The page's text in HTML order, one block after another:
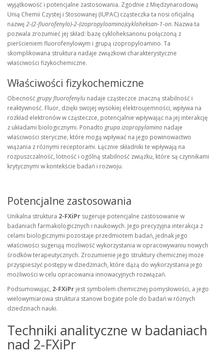
wyjątkowość i potencjalne zastosowania. Zgodnie z Międzynarodową
Unią Chemii Czystej i Stosowanej (IUPAC) cząsteczka ta nosi oficjalną
nazwę 2-(2-fluorofenylo)-2-(izopropyloamino)cykloheksan-1-on. Nazwa ta
pozwala zrozumieć jej skład: bazę cykloheksanonu połączoną z
pierścieniem fluorofenylowym i grupą izopropyloamino. Ta
skomplikowana struktura nadaje związkowi charakterystyczne
właściwości fizykochemiczne.
Właściwości fizykochemiczne
Obecnośćgrupy fluorofenylu nadaje cząsteczce znaczną stabilność i
reaktywność. Fluor, dzięki swojej wysokiej elektroujemności, wpływa na
rozkład elektronów w cząsteczce, potencjalnie wpływając na jej interakcję
z układami biologicznymi. Ponadto grupa izopropylamino nadaje
właściwości steryczne, które mogą wpływać na jego powinowactwo
wiązania z różnymi receptorami. Łącznie składniki te wpływają na
rozpuszczalność, lotność i ogólną stabilność związku, które są czynnikami
krytycznymi w kontekście badań i rozwoju.
Potencjalne zastosowania
Unikalna struktura 2-FXiPr sugeruje potencjalne zastosowanie w
badaniach farmakologicznych i naukowych. Jego precyzyjna interakcja z
celami biologicznymi pozostaje przedmiotem badań, jednak jego
właściwości sugerują możliwość wykorzystania w opracowywaniu nowych
środków terapeutycznych. Zrozumienie jego struktury chemicznej może
przyspieszyć postępy w dziedzinach, które dążą do wykorzystania jego
możliwości w celu opracowania innowacyjnych rozwiązań.
Podsumowując, 2-FXiPr jest symbolem chemicznej pomysłowości, a jego
wielowymiarowa struktura stanowi bogate pole do badań w różnych
dziedzinach nauki.
Techniki analityczne w badaniach
nad 2-FXiPr